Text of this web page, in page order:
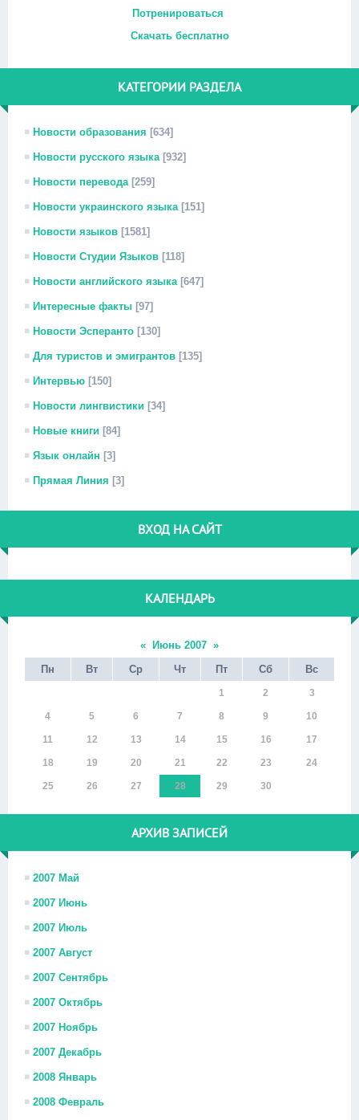
Потренироваться
Скачать бесплатно
КАТЕГОРИИ РАЗДЕЛА
Новости образования [634]
Новости русского языка [932]
Новости перевода [259]
Новости украинского языка [151]
Новости языков [1581]
Новости Студии Языков [118]
Новости английского языка [647]
Интересные факты [97]
Новости Эсперанто [130]
Для туристов и эмигрантов [135]
Интервью [150]
Новости лингвистики [34]
Новые книги [84]
Язык онлайн [3]
Прямая Линия [3]
ВХОД НА САЙТ
КАЛЕНДАРЬ
« Июнь 2007 »
Пн
Вт Ср Чт Пт Сб Вс
1 2 3
4 5 6 7 8 9 10
11 12 13 14 15 16 17
18 19 20 21 22 23 24
25 26 27 28 29 30
АРХИВ ЗАПИСЕЙ
2007 Май
2007 Июнь
2007 Июль
2007 Август
2007 Сентябрь
2007 Октябрь
2007 Ноябрь
2007 Декабрь
2008 Январь
2008 Февраль